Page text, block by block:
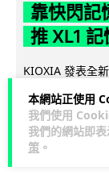
本網站正使用
我們使用
我們的網站即
策 。
靠快閃記
推 XL1
KIOXIA 發表全
方... 閱讀全文
85